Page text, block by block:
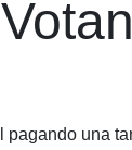
una